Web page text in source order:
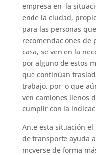
empresa en la
ende la ciudad,
para las personas
recomendaciones de
casa, se ven en la
por alguno de estos
que continúan
trabajo, por lo que
ven camiones llenos
cumplir con la
Ante esta situación
de transporte ayuda
moverse de forma